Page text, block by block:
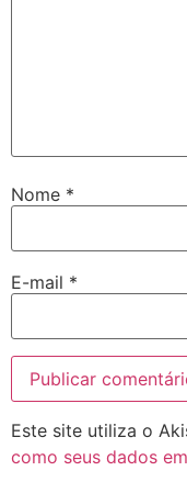
Nome *
E-mail *
Este site utiliza o
como seus dados